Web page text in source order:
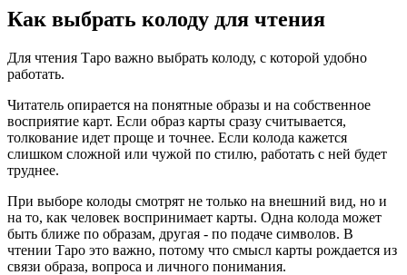
Как выбрать колоду для чтения
Для чтения Таро важно выбрать колоду, с которой удобно
работать.
Читатель опирается на понятные образы и на собственное
восприятие карт. Если образ карты сразу считывается,
толкование идет проще и точнее. Если колода кажется
слишком сложной или чужой по стилю, работать с ней будет
труднее.
При выборе колоды смотрят не только на внешний вид, но и
на то, как человек воспринимает карты. Одна колода может
быть ближе по образам, другая - по подаче символов. В
чтении Таро это важно, потому что смысл карты рождается из
связи образа, вопроса и личного понимания.